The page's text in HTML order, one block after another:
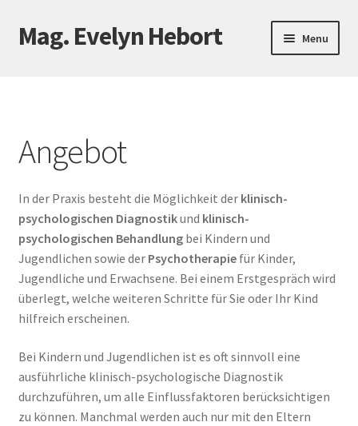
Skip
to
Skip
to
Mag. Evelyn Hebort Menu
Angebot
Kosten
Praxis
Kontakt
Angebot
In der Praxis besteht die Möglichkeit der klinisch-
psychologischen Diagnostikund klinisch-
psychologischen Behandlungbei Kindern und
Jugendlichen sowie der Psychotherapiefür Kinder,
Jugendliche und Erwachsene. Bei einem Erstgespräch wird
überlegt, welche weiteren Schritte für Sie oder Ihr Kind
hilfreich erscheinen.
Bei Kindern und Jugendlichen ist es oft sinnvoll eine
ausführliche klinisch-psychologische Diagnostik
durchzuführen, um alle Einflussfaktoren berücksichtigen
zu können. Manchmal werden auch nur mit den Eltern